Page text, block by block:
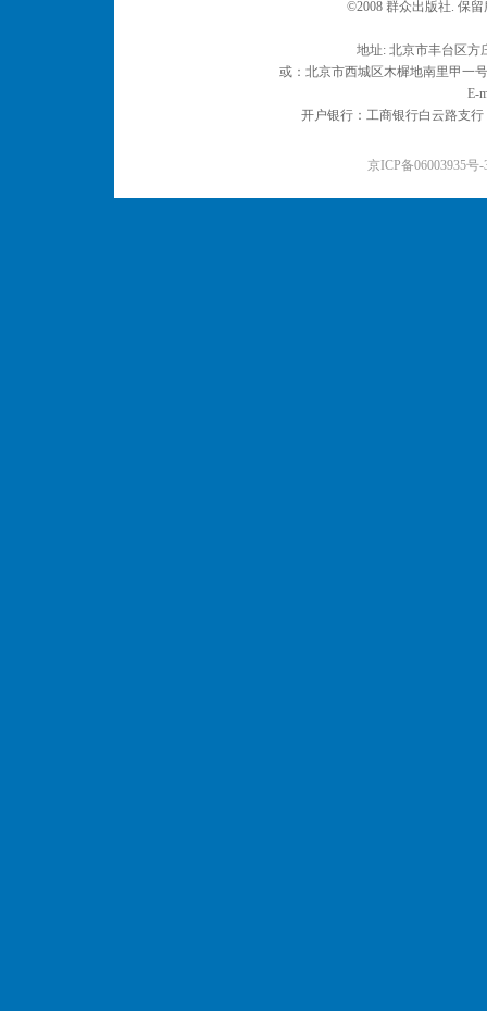
©2008 群众出版社. 保
地址: 北京市丰台区
或：北京市西城区木樨地南里甲一
E-
开户银行：工商银行白云路支
京ICP备06003935号-